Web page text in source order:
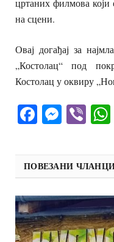
цртаних филмова који
на сцени.
Овај догађај за
„Костолац“ под
Костолац у оквиру
Facebook
ПОВЕЗАНИ